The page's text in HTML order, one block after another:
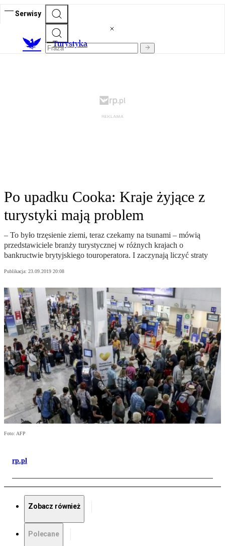
Serwisy
Turystyka
Po upadku Cooka: Kraje żyjące z
turystyki mają problem
– To było trzęsienie ziemi, teraz czekamy na tsunami – mówią
przedstawiciele branży turystycznej w różnych krajach o
bankructwie brytyjskiego touroperatora. I zaczynają liczyć straty
Publikacja: 23.09.2019 20:08
Foto: AFP
rp.pl
Zobacz również
Polecane